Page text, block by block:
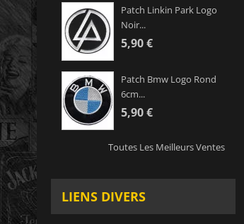
Patch Linkin Park Logo
Noir...
5,90 €
Patch Bmw Logo Rond
6cm...
5,90 €
Toutes Les Meilleurs Ventes
LIENS DIVERS